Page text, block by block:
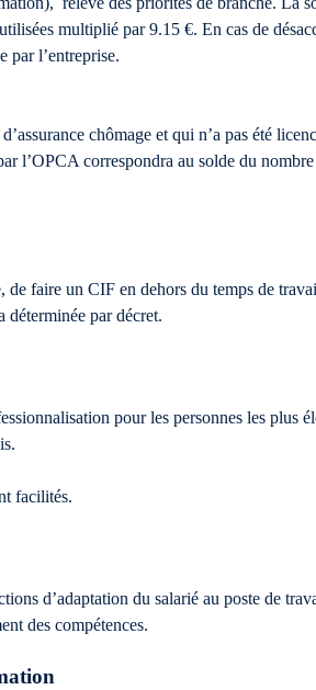
multiplié par 9.15 €. En cas de
par l’entreprise.
chômage et qui n’a pas été
l’OPCA correspondra au solde du
faire un CIF en dehors du temps de
déterminée par décret.
pour les personnes les plus
facilités.
d’adaptation du salarié au poste de
des compétences.